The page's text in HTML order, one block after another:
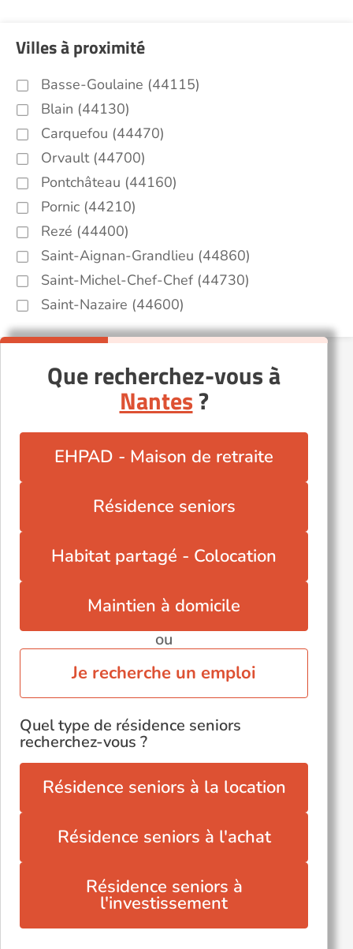
Villes à proximité
Basse-Goulaine (44115)
Blain (44130)
Carquefou (44470)
Orvault (44700)
Pontchâteau (44160)
Pornic (44210)
Rezé (44400)
Saint-Aignan-Grandlieu (44860)
Saint-Michel-Chef-Chef (44730)
Saint-Nazaire (44600)
Que recherchez-vous à
Nantes?
EHPAD - Maison de retraite
Résidence seniors
Habitat partagé - Colocation
Maintien à domicile
ou
Je recherche un emploi
Quel type de résidence seniors
recherchez-vous ?
Résidence seniors à la location
Résidence seniors à l'achat
Résidence seniors à
l'investissement